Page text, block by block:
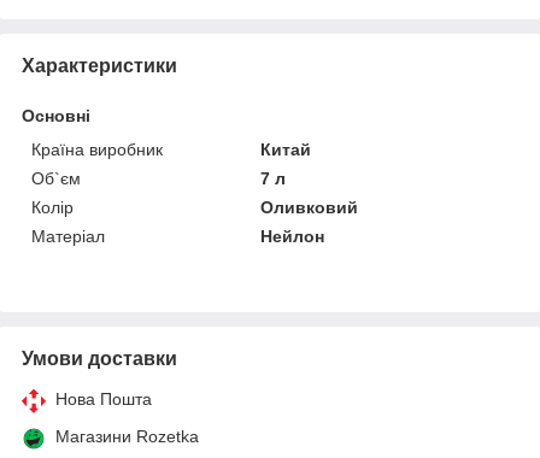
Характеристики
Основні
Країна виробник
Китай
Об`єм
7 л
Колір
Оливковий
Матеріал
Нейлон
Умови доставки
Нова Пошта
Магазини Rozetka